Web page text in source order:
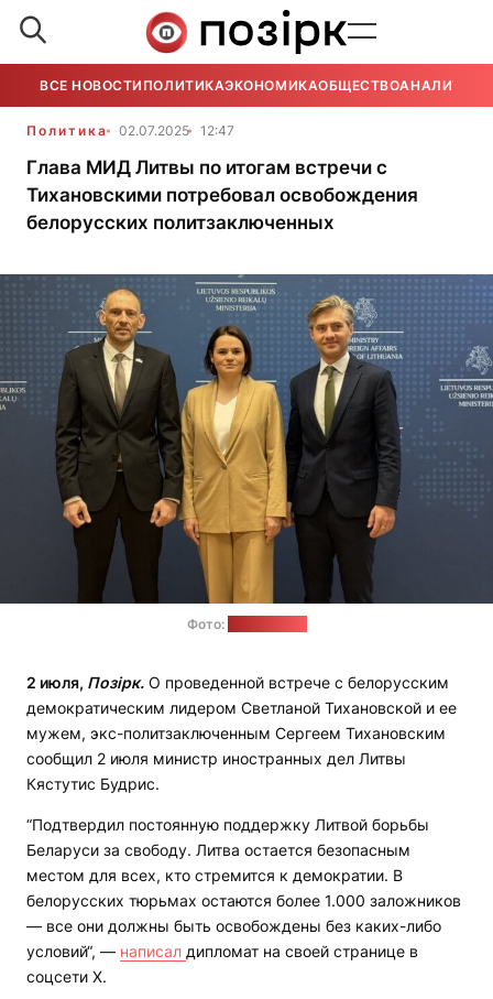
ВСЕ НОВОСТИ ПОЛИТИКАЭКОНОМИКАОБЩЕСТВОАНАЛИТИКА
Политика 02.07.2025 12:47
Глава МИД Литвы по итогам встречи с
Тихановскими потребовал освобождения
белорусских политзаключенных
Фото:
2 июля, Позірк. О проведенной встрече с белорусским
демократическим лидером Светланой Тихановской и ее
мужем, экс-политзаключенным Сергеем Тихановским
сообщил 2 июля министр иностранных дел Литвы
Кястутис Будрис.
“Подтвердил постоянную поддержку Литвой борьбы
Беларуси за свободу. Литва остается безопасным
местом для всех, кто стремится к демократии. В
белорусских тюрьмах остаются более 1.000 заложников
— все они должны быть освобождены без каких-либо
условий“, — написал дипломат на своей странице в
соцсети Х.